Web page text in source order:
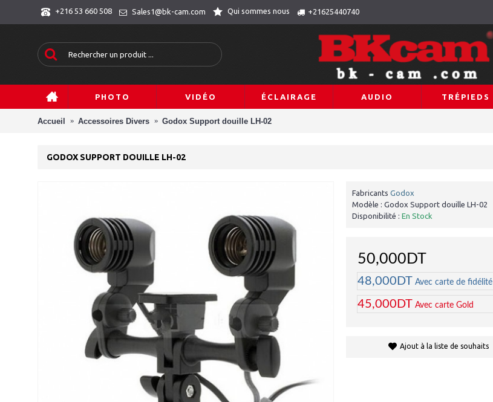
+216 53 660 508 Sales1@bk-cam.com Qui sommes nous +21625440740
PHOTO VIDÉO ÉCLAIRAGE AUDIO TRÉPIEDS
Accueil Accessoires Divers Godox Support douille LH-02
GODOX SUPPORT DOUILLE LH-02
Fabricants Godox
Modèle : Godox Support douille LH-02
Disponibilité : En Stock
50,000DT
48,000DT Avec carte de fidélité
45,000DT Avec carte Gold
Ajout à la liste de souhaits